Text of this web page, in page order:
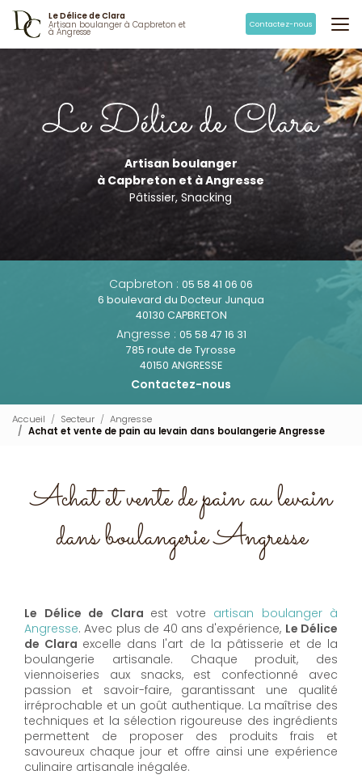
Aller
contenu
principal
Le Délice de Clara
Artisan boulanger à Capbreton et
à Angresse
Contactez-nous
Artisan boulanger
à Capbreton et à Angresse
Pâtissier, Snacking
Capbreton : 05 58 41 06 06
6 boulevard du Docteur Junqua
40130 CAPBRETON
Angresse : 05 58 47 16 31
785 route de Tyrosse
40150 ANGRESSE
Contactez-nous
Accueil Secteur
Angresse
Achat et vente de pain au levain dans boulangerie Angresse
Achat et vente de pain au levain
dans boulangerie Angresse
Le Délice de Clara est votre artisan boulanger à
Angresse. Avec plus de 40 ans d'expérience, Le Délice
de Clara excelle dans l'art de la pâtisserie et de la
boulangerie artisanale. Chaque produit, des
viennoiseries aux snacks, est confectionné avec
passion et savoir-faire, garantissant une qualité
irréprochable et un goût authentique. La maîtrise des
techniques et la sélection rigoureuse des ingrédients
permettent de proposer des produits frais et
savoureux chaque jour et offre ainsi une expérience
culinaire artisanale inégalée.